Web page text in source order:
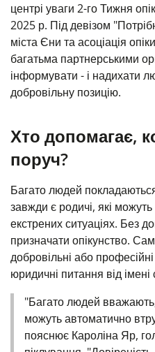
центрі уваги 2-го Тижня
2025 р. Під девізом
міста Єни та асоціація
багатьма партнерськими
інформувати - і надихати
добровільну позицію.
Хто допомагає,
поруч?
Багато людей
завжди є родичі, які
екстрених ситуаціях. Без
призначати опікунство.
добровільні або
юридичні питання від імені
"Багато людей
можуть автоматично
пояснює Кароліна Яр,